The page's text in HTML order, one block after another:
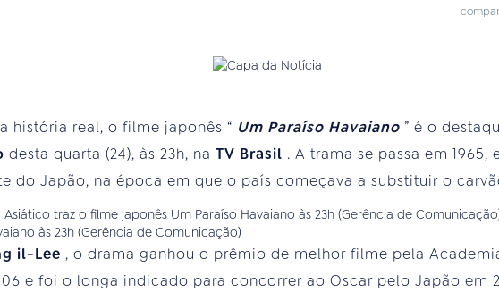
história real, o filme japonês “ Um Paraíso Havaiano ” é o
desta quarta (24), às 23h, na TV Brasil . A trama se passa em 1965,
do Japão, na época em que o país começava a substituir o
às 23h (Gerência de Comunicação)
il-Lee , o drama ganhou o prêmio de melhor filme pela
e foi o longa indicado para concorrer ao Oscar pelo Japão em